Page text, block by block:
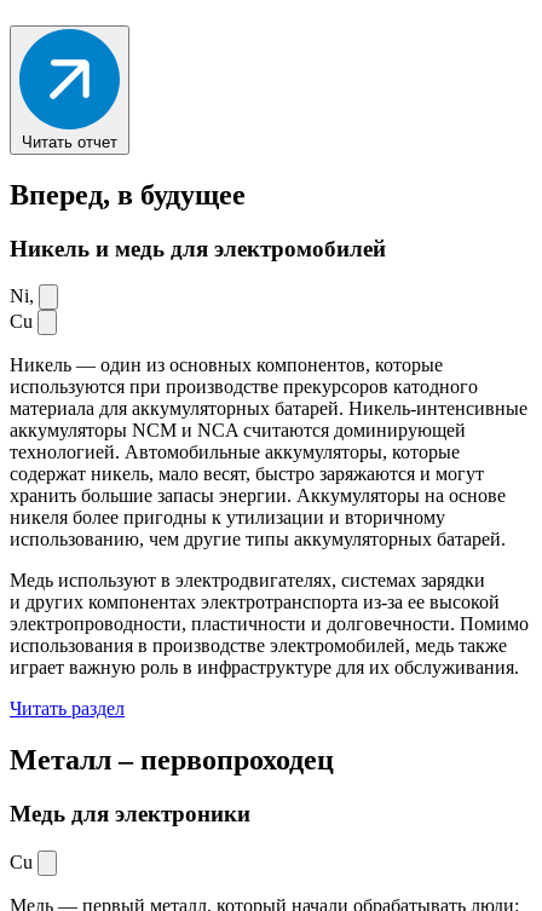
Читать отчет
Вперед, в будущее
Никель и медь для электромобилей
Ni,
Cu
Никель — один из основных компонентов, которые
используются при производстве прекурсоров катодного
материала для аккумуляторных батарей. Никель-интенсивные
аккумуляторы NCM и NCA считаются доминирующей
технологией. Автомобильные аккумуляторы, которые
содержат никель, мало весят, быстро заряжаются и могут
хранить большие запасы энергии. Аккумуляторы на основе
никеля более пригодны к утилизации и вторичному
использованию, чем другие типы аккумуляторных батарей.
Медь используют в электродвигателях, системах зарядки
и других компонентах электротранспорта из-за ее высокой
электропроводности, пластичности и долговечности. Помимо
использования в производстве электромобилей, медь также
играет важную роль в инфраструктуре для их обслуживания.
Читать раздел
Металл –первопроходец
Медь для электроники
Cu
Медь — первый металл, который начали обрабатывать люди: